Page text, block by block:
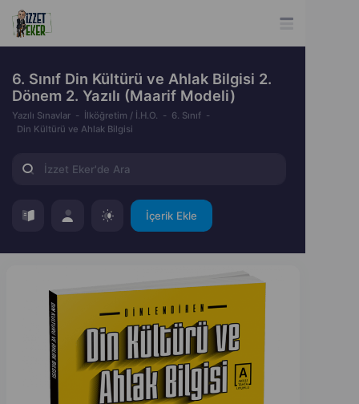
6. Sınıf Din Kültürü ve Ahlak Bilgisi 2.
Dönem 2. Yazılı (Maarif Modeli)
Yazılı Sınavlar İlköğretim / İ.H.O.
6. Sınıf
Din Kültürü ve Ahlak Bilgisi
İçerik Ekle